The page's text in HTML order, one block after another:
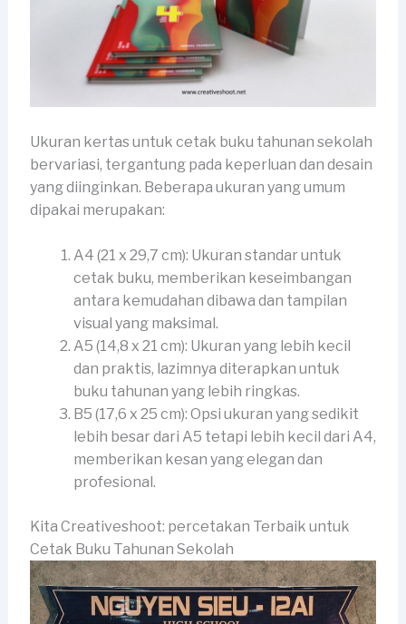
Ukuran kertas untuk cetak buku tahunan sekolah
bervariasi, tergantung pada keperluan dan desain
yang diinginkan. Beberapa ukuran yang umum
dipakai merupakan:
A4 (21 x 29,7 cm): Ukuran standar untuk
cetak buku, memberikan keseimbangan
antara kemudahan dibawa dan tampilan
visual yang maksimal.
A5 (14,8 x 21 cm): Ukuran yang lebih kecil
dan praktis, lazimnya diterapkan untuk
buku tahunan yang lebih ringkas.
B5 (17,6 x 25 cm): Opsi ukuran yang sedikit
lebih besar dari A5 tetapi lebih kecil dari A4,
memberikan kesan yang elegan dan
profesional.
Kita Creativeshoot: percetakan Terbaik untuk
Cetak Buku Tahunan Sekolah